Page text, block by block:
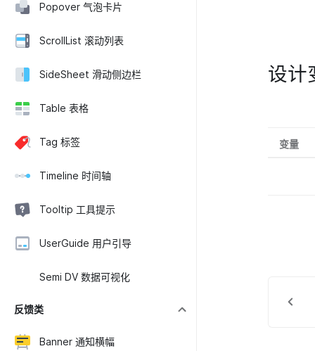
Popover 气泡卡片
ScrollList 滚动列表
SideSheet 滑动侧边栏
Table 表格
Tag 标签
Timeline 时间轴
Tooltip 工具提示
UserGuide 用户引导
Semi DV 数据可视化
反馈类
Banner 通知横幅
设计
变量